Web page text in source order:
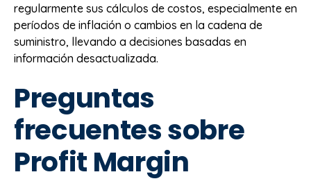
regularmente sus cálculos de costos, especialmente en
períodos de inflación o cambios en la cadena de
suministro, llevando a decisiones basadas en
información desactualizada.
Preguntas
frecuentes sobre
Profit Margin